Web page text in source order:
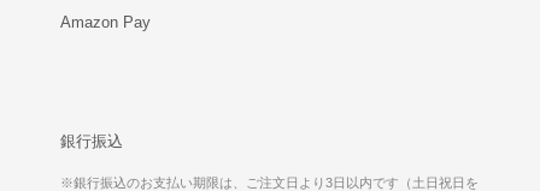
Amazon Pay
銀行振込
※銀行振込のお支払い期限は、ご注文日より3日以内です（土日祝日を